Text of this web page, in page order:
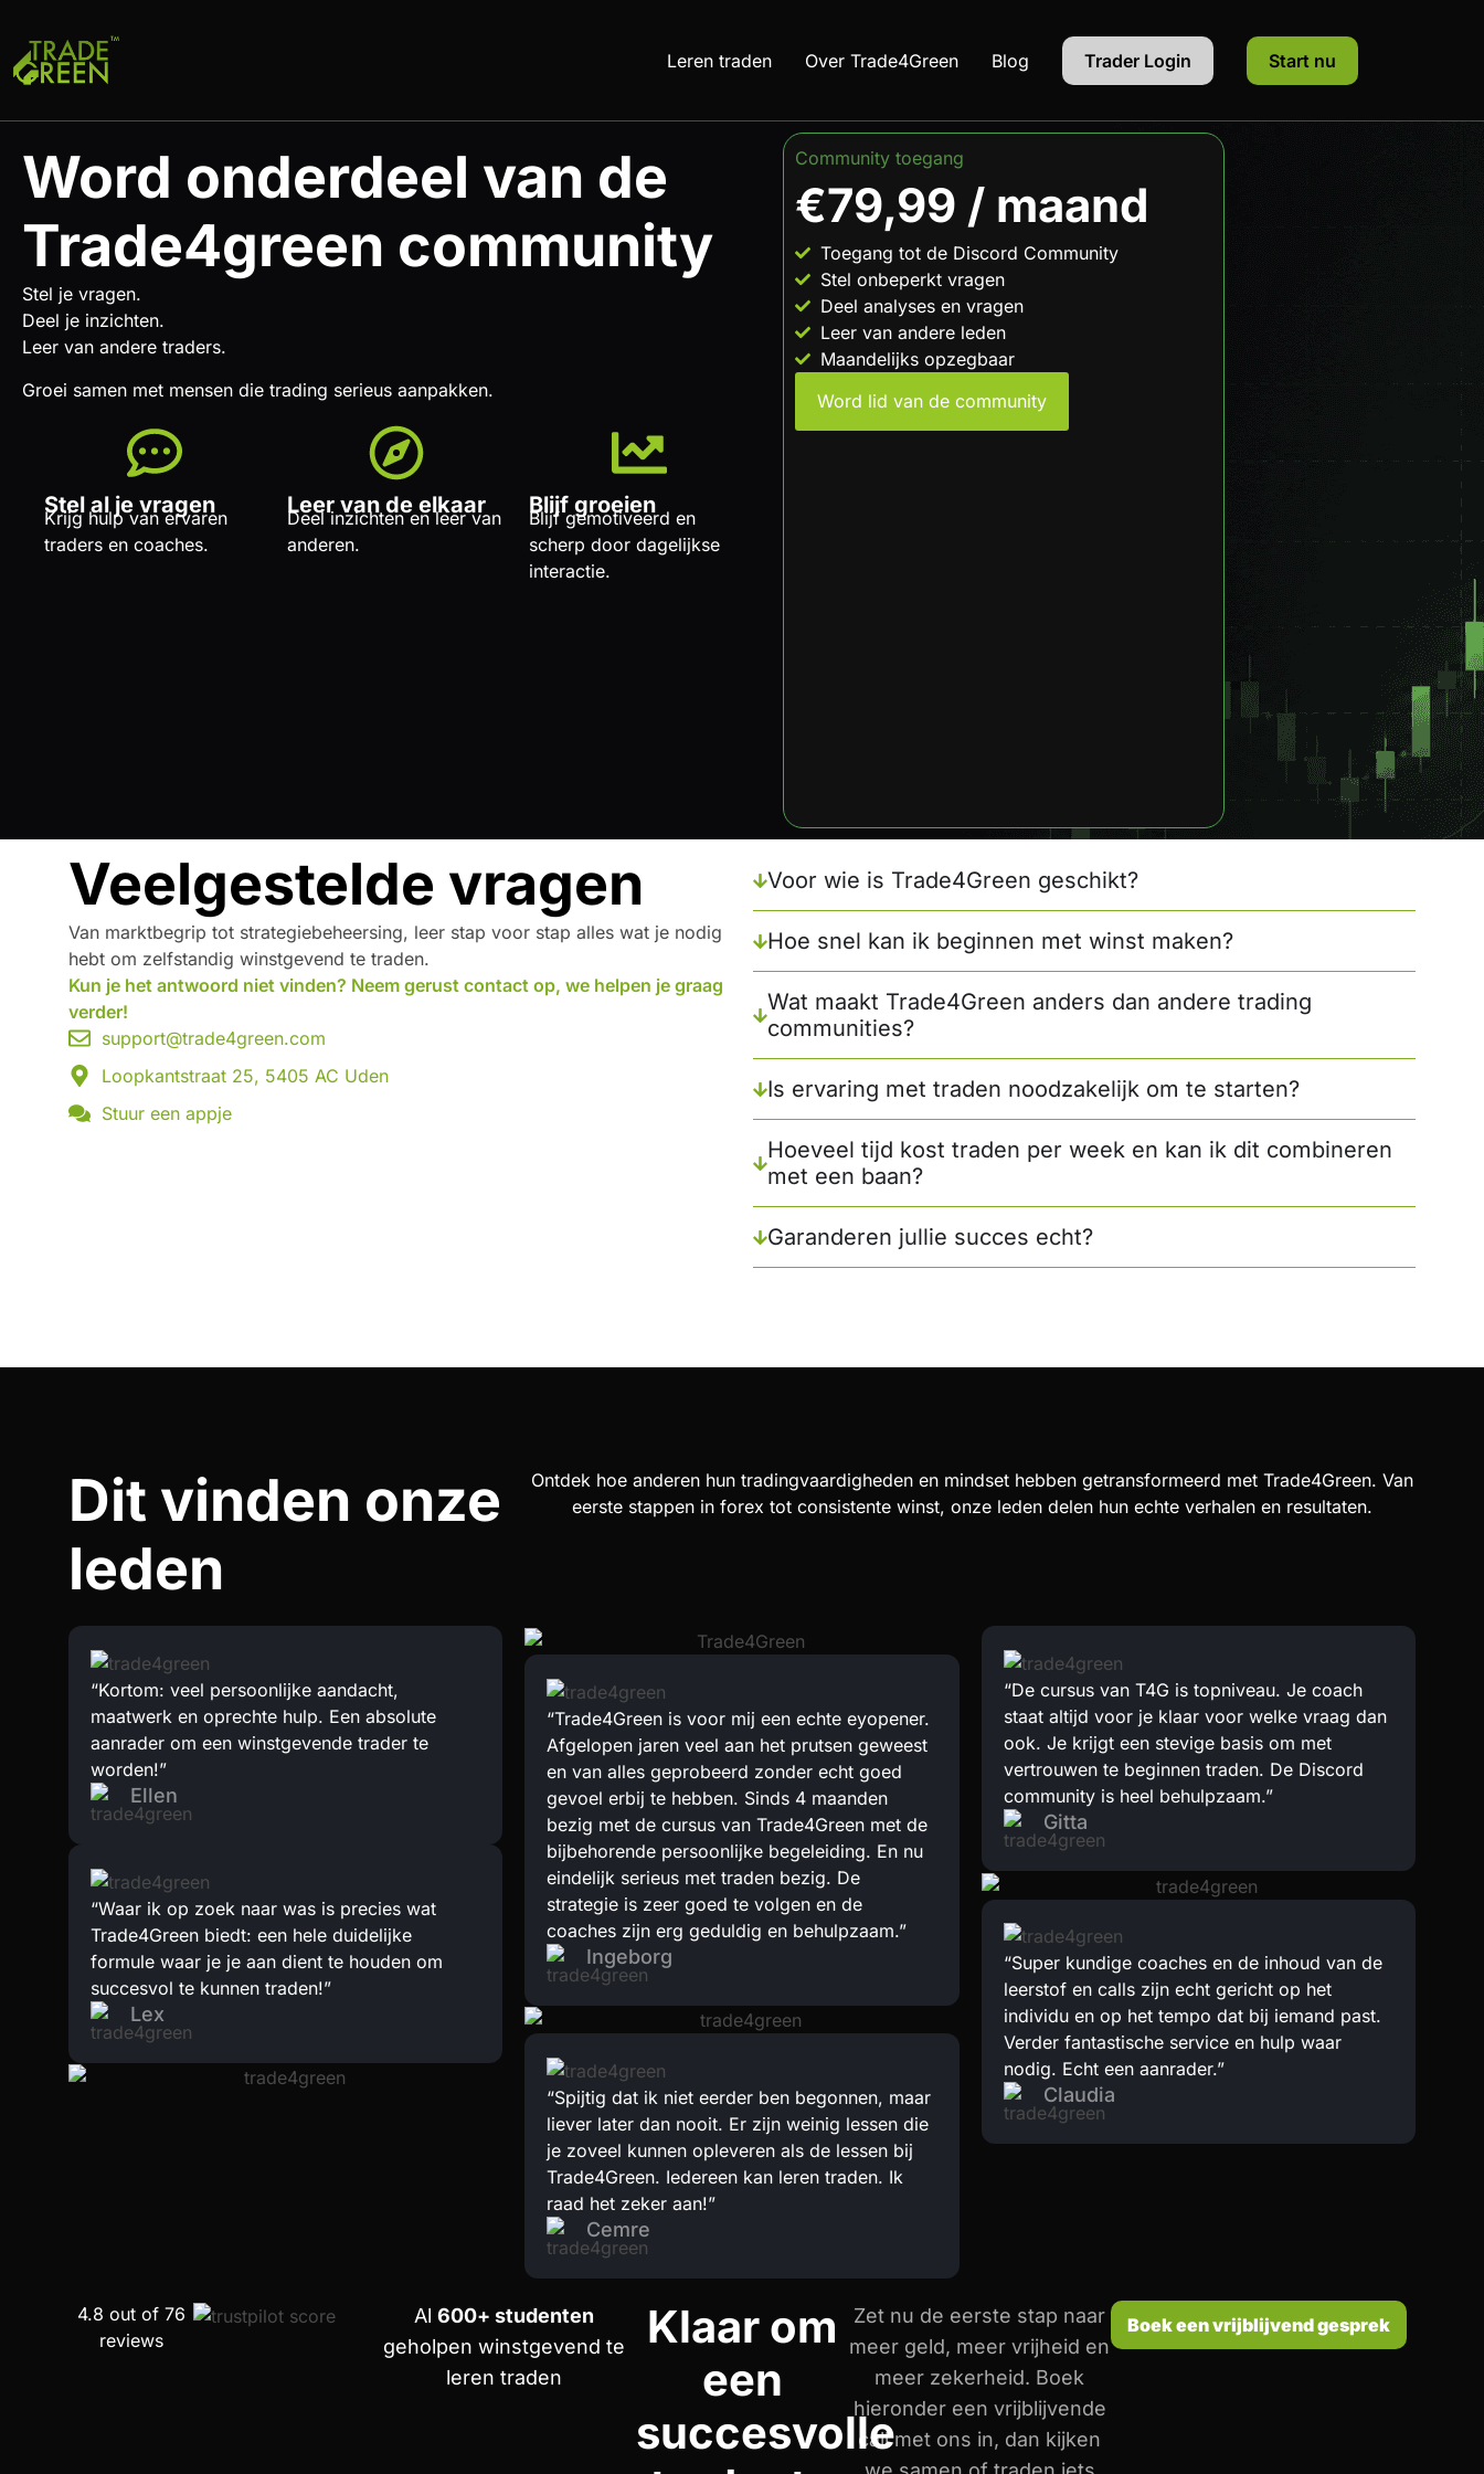
Leren traden Over Trade4Green Blog Trader Login Start nu
Word onderdeel van de
Trade4green community
Stel je vragen.
Deel je inzichten.
Leer van andere traders.
Groei samen met mensen die trading serieus aanpakken.
Stel al je vragen
Krijg hulp van ervaren
traders en coaches.
Leer van de elkaar
Deel inzichten en leer van
anderen.
Blijf groeien
Blijf gemotiveerd en
scherp door dagelijkse
interactie.
Community toegang
€79,99 / maand
Toegang tot de Discord Community
Stel onbeperkt vragen
Deel analyses en vragen
Leer van andere leden
Maandelijks opzegbaar
Word lid van de community
Veelgestelde vragen
Van marktbegrip tot strategiebeheersing, leer stap voor stap alles wat je nodig
hebt om zelfstandig winstgevend te traden.
Kun je het antwoord niet vinden? Neem gerust contact op, we helpen je graag
verder!
support@trade4green.com
Loopkantstraat 25, 5405 AC Uden
Stuur een appje
Voor wie is Trade4Green geschikt?
Hoe snel kan ik beginnen met winst maken?
Wat maakt Trade4Green anders dan andere trading
communities?
Is ervaring met traden noodzakelijk om te starten?
Hoeveel tijd kost traden per week en kan ik dit combineren
met een baan?
Garanderen jullie succes echt?
Dit vinden onze
leden
Ontdek hoe anderen hun tradingvaardigheden en mindset hebben getransformeerd met Trade4Green. Van
eerste stappen in forex tot consistente winst, onze leden delen hun echte verhalen en resultaten.
“Kortom: veel persoonlijke aandacht,
maatwerk en oprechte hulp. Een absolute
aanrader om een winstgevende trader te
worden!”
Ellen
“Waar ik op zoek naar was is precies wat
Trade4Green biedt: een hele duidelijke
formule waar je je aan dient te houden om
succesvol te kunnen traden!”
Lex
“Trade4Green is voor mij een echte eyopener.
Afgelopen jaren veel aan het prutsen geweest
en van alles geprobeerd zonder echt goed
gevoel erbij te hebben. Sinds 4 maanden
bezig met de cursus van Trade4Green met de
bijbehorende persoonlijke begeleiding. En nu
eindelijk serieus met traden bezig. De
strategie is zeer goed te volgen en de
coaches zijn erg geduldig en behulpzaam.”
Ingeborg
“Spijtig dat ik niet eerder ben begonnen, maar
liever later dan nooit. Er zijn weinig lessen die
je zoveel kunnen opleveren als de lessen bij
Trade4Green. Iedereen kan leren traden. Ik
raad het zeker aan!”
Cemre
“De cursus van T4G is topniveau. Je coach
staat altijd voor je klaar voor welke vraag dan
ook. Je krijgt een stevige basis om met
vertrouwen te beginnen traden. De Discord
community is heel behulpzaam.”
Gitta
“Super kundige coaches en de inhoud van de
leerstof en calls zijn echt gericht op het
individu en op het tempo dat bij iemand past.
Verder fantastische service en hulp waar
nodig. Echt een aanrader.”
Claudia
4.8 out of 76
reviews
Al600+ studenten
geholpen winstgevend te
leren traden
Klaar om
een
succesvolle
Zet nu de eerste stap naar
meer geld, meer vrijheid en
meer zekerheid. Boek
hieronder een vrijblijvende
call met ons in, dan kijken
Boek een vrijblijvend gesprek